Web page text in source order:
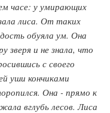
часе: у умирающих
лиса. От таких
обуяла ум. Она
зверя и не знала, что
с своего
уши кончиками
Она - прямо к
вглубь лесов. Лиса